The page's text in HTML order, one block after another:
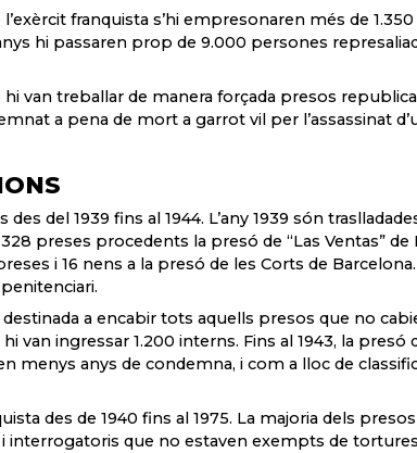
l’exèrcit franquista s’hi empresonaren més de
hi passaren prop de 9.000 persones
van treballar de manera forçada presos
a pena de mort a garrot vil per l’assassinat
des del 1939 fins al 1944. L’any 1939 són
preses procedents la presó de “Las Ventas” de
i 16 nens a la presó de les Corts de Barcelona.
a encabir tots aquells presos que no
van ingressar 1.200 interns. Fins al 1943, la presó
menys anys de condemna, i com a lloc de
des de 1940 fins al 1975. La majoria dels
interrogatoris que no estaven exempts de